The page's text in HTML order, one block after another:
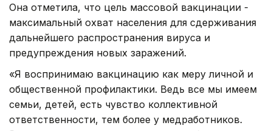
Она отметила, что цель массовой вакцинации -
максимальный охват населения для сдерживания
дальнейшего распространения вируса и
предупреждения новых заражений.
«Я воспринимаю вакцинацию как меру личной и
общественной профилактики. Ведь все мы имеем
семьи, детей, есть чувство коллективной
ответственности, тем более у медработников.